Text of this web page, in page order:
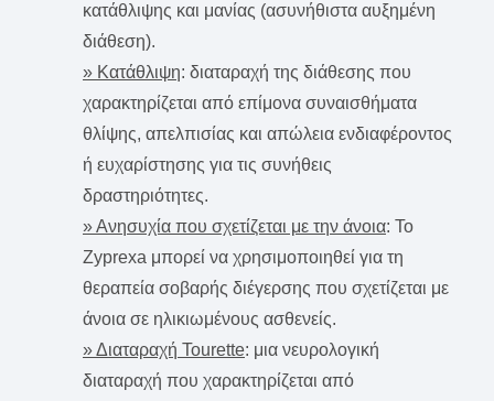
κατάθλιψης και μανίας (ασυνήθιστα αυξημένη
διάθεση).
» Κατάθλιψη: διαταραχή της διάθεσης που
χαρακτηρίζεται από επίμονα συναισθήματα
θλίψης, απελπισίας και απώλεια ενδιαφέροντος
ή ευχαρίστησης για τις συνήθεις
δραστηριότητες.
» Ανησυχία που σχετίζεται με την άνοια: Το
Zyprexa μπορεί να χρησιμοποιηθεί για τη
θεραπεία σοβαρής διέγερσης που σχετίζεται με
άνοια σε ηλικιωμένους ασθενείς.
» Διαταραχή Tourette: μια νευρολογική
διαταραχή που χαρακτηρίζεται από